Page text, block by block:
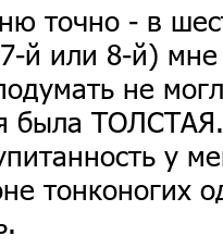
точно - в
7-й или 8-й)
не
была
у
тонконогих